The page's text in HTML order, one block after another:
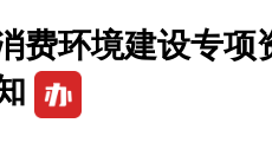
费环境建设专项